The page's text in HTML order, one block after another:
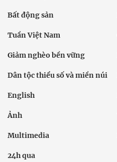
Bất động sản
Tuần Việt Nam
Giảm nghèo bền vững
Dân tộc thiểu số và miền núi
English
Ảnh
Multimedia
24h qua